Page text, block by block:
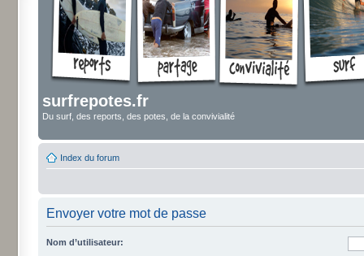
surfrepotes.fr
Du surf, des reports, des potes, de la convivialité
Index du forum
Envoyer votre mot de passe
Nom d’utilisateur: